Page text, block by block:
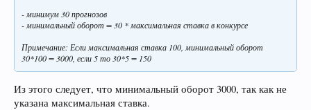
- минимум 30 прогнозов
- минимальный оборот = 30 * максимальная ставка в конкурсе
Примечание: Если максимальная ставка 100, минимальный оборот
30*100 = 3000, если 5 то 30*5 = 150
Из этого следует, что минимальный оборот 3000, так как не
указана максимальная ставка.